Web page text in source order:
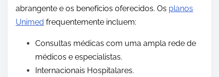
abrangente e os benefícios oferecidos. Os planos
Unimed frequentemente incluem:
Consultas médicas com uma ampla rede de
médicos e especialistas.
Internacionais Hospitalares.